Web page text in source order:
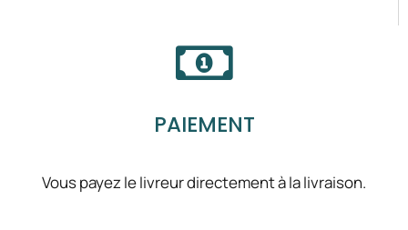
PAIEMENT
Vous payez le livreur directement à la livraison.